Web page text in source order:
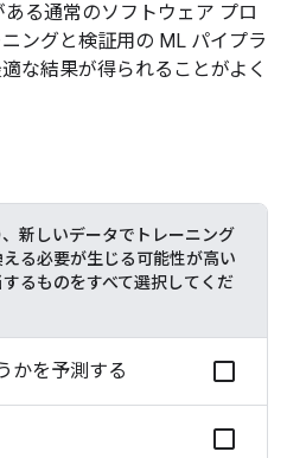
る通常のソフトウェア プロ
ングと検証用の ML パイプラ
な結果が得られることがよく
新しいデータでトレーニング
る必要が生じる可能性が高い
るものをすべて選択してくだ
かを予測する